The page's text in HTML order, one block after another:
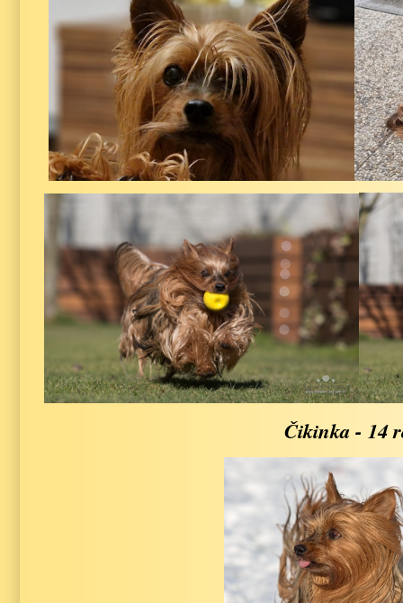
Čikinka - 14